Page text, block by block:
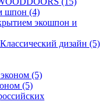
шпон (4)
экошпон и
дизайн (5)
(5)